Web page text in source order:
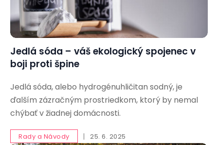
Jedlá sóda – váš ekologický spojenec v
boji proti špine
Jedlá sóda, alebo hydrogénuhličitan sodný, je
ďalším zázračným prostriedkom, ktorý by nemal
chýbať v žiadnej domácnosti.
Rady a Návody 25. 6. 2025